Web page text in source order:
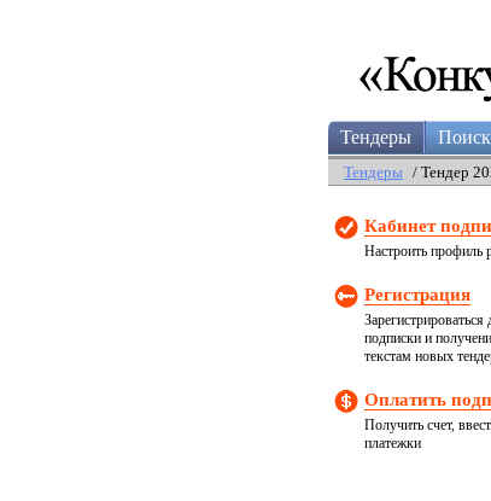
Тендеры Поиск
Тендеры / Тендер
Кабинет
Настроить профиль
Регистрация
подписки и
текстам новых
Оплатить
Получить счет,
платежки